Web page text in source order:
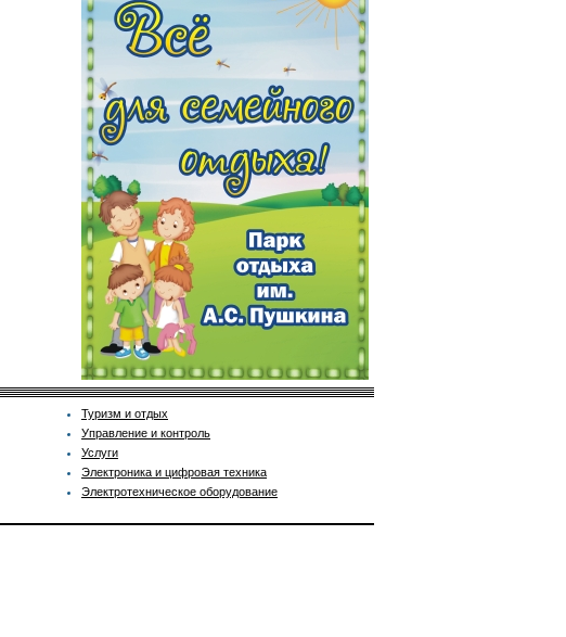
Туризм и отдых
Управление и контроль
Услуги
Электроника и цифровая техника
Электротехническое оборудование